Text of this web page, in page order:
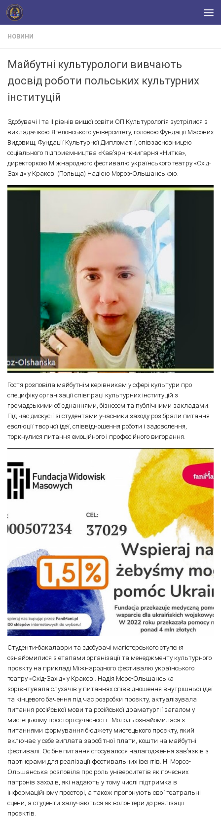
Skip to content
НОВИНИ
Майбутні культурологи вивчають
досвід роботи польських культурних
інституцій
Здобувачі І та ІІ рівнів вищої освіти ОП Культурологія зустрілися з
викладачкою Ягелонського університету, головою Фундації Масових
Видовищ, Фундації Культурної Дипломатії, співзасновницею
соціального підприємництва «Кав’ярні-книгарня «Нитка»,
директоркою Міжнародного фестивалю українського театру «Схід-
Захід» у Кракові (Польща) Надією Мороз-Ольшанською.
Гостя розповіла майбутнім керівникам у сфері культури про
специфіку організації співпраці культурних інституцій з
громадськими об’єднаннями, бізнесом та публічними закладами.
Під час дискусії зі студентами учасники заходу розібрали питання
еволюції творчої ідеї, співвідношення роботи і задоволення,
торкнулися питання емоційного і професійного вигорання.
Студенти-бакалаври та здобувачі магістерського ступеня
ознайомилися з етапами організації та менеджменту культурного
проєкту на прикладі Міжнародного фестивалю українського
театру «Схід-Захід» у Кракові. Надія Моро-Ольшанська
зорієнтувала слухачів у питаннях співвідношення внутрішньої ідеї
та кінцевого бачення під час розробки проєкту, актуалізувала
питання російської мови та російської драматургії загалом у
мистецькому просторі сучасності. Молодь ознайомилася з
питаннями формування бюджету мистецького проєкту, який
включає у себе виплата заробітної плати, кошти на майбутні
фестивалі. Осібне питання стосувалося налагодження зав’язків з
партнерами для реалізації фестивальних івентів. Н. Мороз-
Ольшанська розповіла про роль університетів як почесних
патронів заходів, які надають у тому числі підтримка в
інформаційному просторі, а також пропонують свої театральні
сцени, а студенти залучаються як волонтери до реалізації
проєктів.